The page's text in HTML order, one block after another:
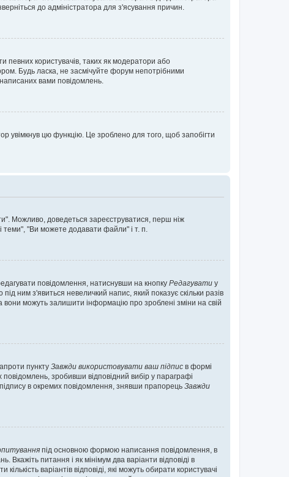
до адміністратора для з'ясування причин.
певних користувачів, таких як модератори або
Будь ласка, не засмічуйте форум непотрібними
вами повідомлень.
увімкнув цю функцію. Це зроблено для того, щоб запобігти
Можливо, доведеться зареєструватися, перш ніж
теми", "Ви можете додавати файли" і т. п.
повідомлення, натиснувши на кнопку Редагувати у
ним з'явиться невеличкий напис, який показує скільки разів
можуть залишити інформацію про зроблені зміни на свій
пункту Завжди використовувати ваш підпис в формі
зробивши відповідний вибір у параграфі
в окремих повідомлення, знявши прапорець Завжди
під основною формою написання повідомлення, в
питання і як мінімум два варіанти відповіді в
варіантів відповіді, які можуть обирати користувачі